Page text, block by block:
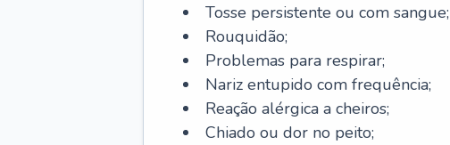
Tosse persistente ou com sangue;
Rouquidão;
Problemas para respirar;
Nariz entupido com frequência;
Reação alérgica a cheiros;
Chiado ou dor no peito;